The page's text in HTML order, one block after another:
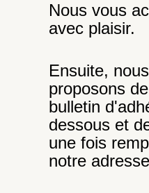
Nous vous
avec plaisir.
Ensuite,
proposons
bulletin
dessous et
une fois
notre